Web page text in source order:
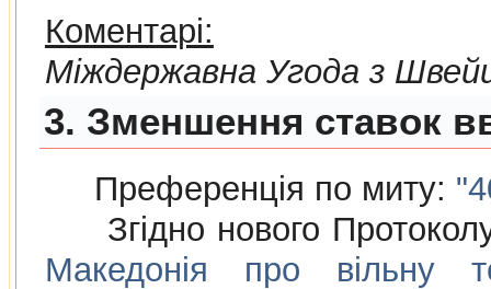
Коментарі:
Мiждержавна Угода з
3. Зменшення ставок
Преференція по миту:
Згідно нового
Македонія про вільну